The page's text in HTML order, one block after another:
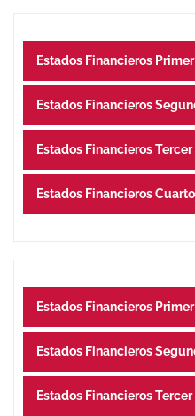
Estados Financieros
Estados Financieros
Estados Financieros
Estados Financieros
Estados Financieros
Estados Financieros
Estados Financieros